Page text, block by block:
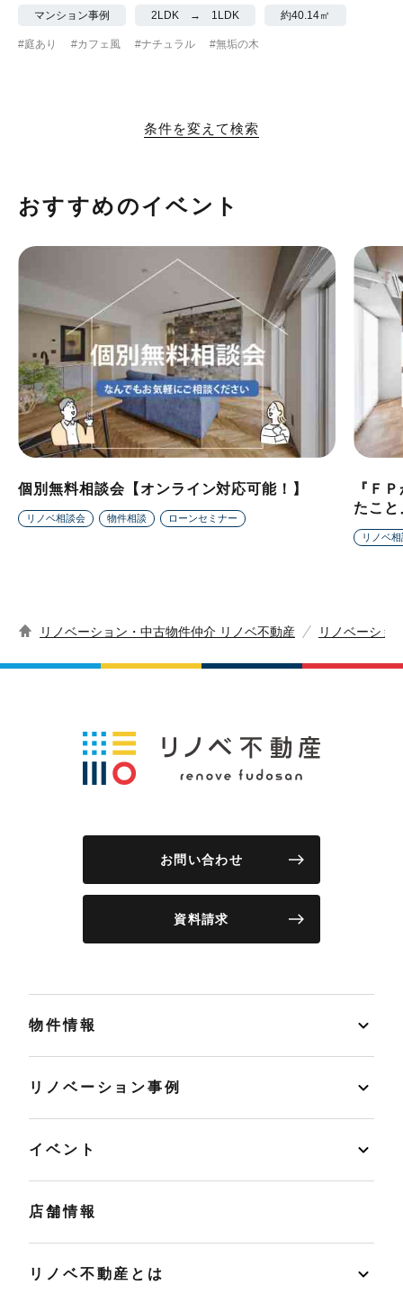
マンション事例 2LDK → 1LDK 約40.14㎡
#庭あり #カフェ風 #ナチュラル #無垢の木
条件を変えて検索
おすすめのイベント
個別無料相談会【オンライン対応可能！】
リノベ相談会 物件相談 ローンセミナー
『Ｆ
たこ
リノベ
リノベーション・中古物件仲介 リノベ不動産 リノベーショ
お問い合わせ
資料請求
物件情報
リノベーション事例
イベント
店舗情報
リノベ不動産とは